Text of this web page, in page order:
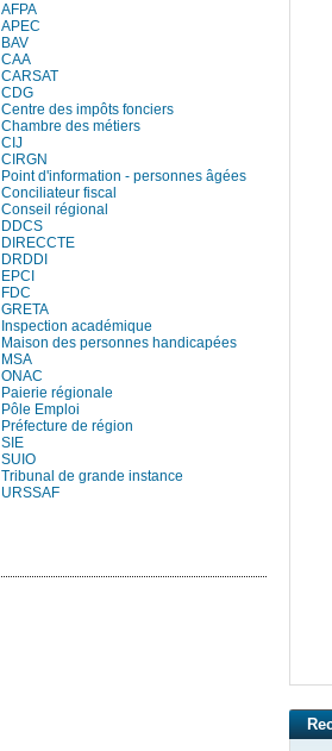
AFPA
APEC
BAV
CAA
CARSAT
CDG
Centre des impôts fonciers
Chambre des métiers
CIJ
CIRGN
Point d'information - personnes âgées
Conciliateur fiscal
Conseil régional
DDCS
DIRECCTE
DRDDI
EPCI
FDC
GRETA
Inspection académique
Maison des personnes handicapées
MSA
ONAC
Paierie régionale
Pôle Emploi
Préfecture de région
SIE
SUIO
Tribunal de grande instance
URSSAF